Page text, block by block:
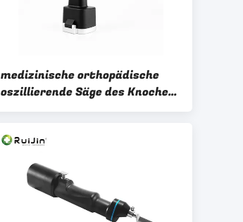
medizinische orthopädische
oszillierende Säge des Knochen-
95W für gemeinsame Chirurgie